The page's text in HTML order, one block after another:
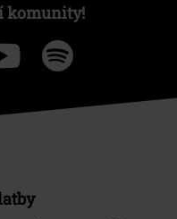
komunity!